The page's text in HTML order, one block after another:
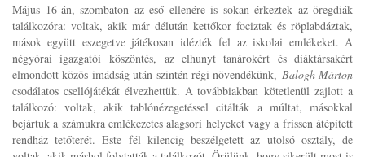
Május 16-án, szombaton az eső ellenére is sokan érkeztek az öregdiák
találkozóra: voltak, akik már délután kettőkor fociztak és röplabdáztak,
mások együtt eszegetve játékosan idézték fel az iskolai emlékeket. A
négyórai igazgatói köszöntés, az elhunyt tanárokért és diáktársakért
elmondott közös imádság után szintén régi növendékünk, Balogh Márton
csodálatos csellójátékát élvezhettük. A továbbiakban kötetlenül zajlott a
találkozó: voltak, akik tablónézegetéssel citálták a múltat, másokkal
bejártuk a számukra emlékezetes alagsori helyeket vagy a frissen átépített
rendház tetőterét. Este fél kilencig beszélgetett az utolsó osztály, de